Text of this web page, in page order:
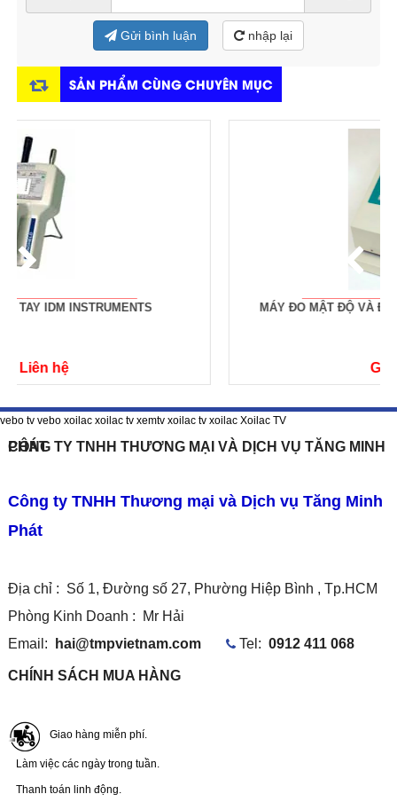
Gửi bình luận nhập lại
SẢN PHẨM CÙNG CHUYÊN MỤC
MÁY ĐO MẬT ĐỘ VÀ ĐỘ MỊN TỰ ĐỘNG REG-PAG-1000
vebo tv vebo xoilac xoilac tv xemtv xoilac tv xoilac Xoilac TV
CÔNG TY TNHH THƯƠNG MẠI VÀ DỊCH VỤ TĂNG MINH PHÁT
Công ty TNHH Thương mại và Dịch vụ Tăng Minh
Phát
Địa chỉ : Số 1, Đường số 27, Phường Hiệp Bình , Tp.HCM
Phòng Kinh Doanh :
Mr Hải
Email:
hai@tmpvietnam.com Tel: 0912 411 068
CHÍNH SÁCH MUA HÀNG
Giao hàng miễn phí.
Làm việc các ngày trong tuần.
Thanh toán linh động.